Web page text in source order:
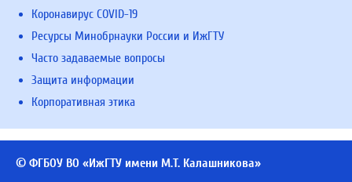
Коронавирус COVID-19
Ресурсы Минобрнауки России и ИжГТУ
Часто задаваемые вопросы
Защита информации
Корпоративная этика
© ФГБОУ ВО «ИжГТУ имени М.Т. Калашникова»